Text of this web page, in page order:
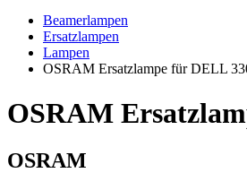
Beamerlampen
Ersatzlampen
Lampen
OSRAM Ersatzlampe für DELL
OSRAM
OSRAM